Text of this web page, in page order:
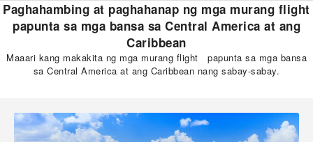
Paghahambing at paghahanap ng mga murang flight
papunta sa mga bansa sa Central America at ang
Caribbean
Maaari kang makakita ng mga murang flight papunta sa mga bansa
sa Central America at ang Caribbean nang sabay-sabay.